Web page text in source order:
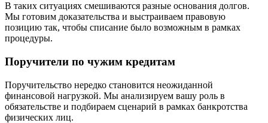
В таких ситуациях смешиваются разные основания долгов.
Мы готовим доказательства и выстраиваем правовую
позицию так, чтобы списание было возможным в рамках
процедуры.
Поручители по чужим кредитам
Поручительство нередко становится неожиданной
финансовой нагрузкой. Мы анализируем вашу роль в
обязательстве и подбираем сценарий в рамках банкротства
физических лиц.